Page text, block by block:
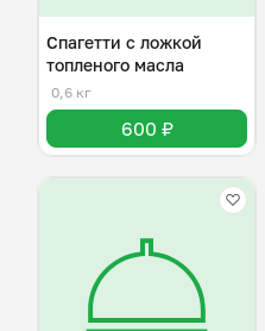
Спагетти с ложкой
топленого масла
0,6 кг
600 ₽